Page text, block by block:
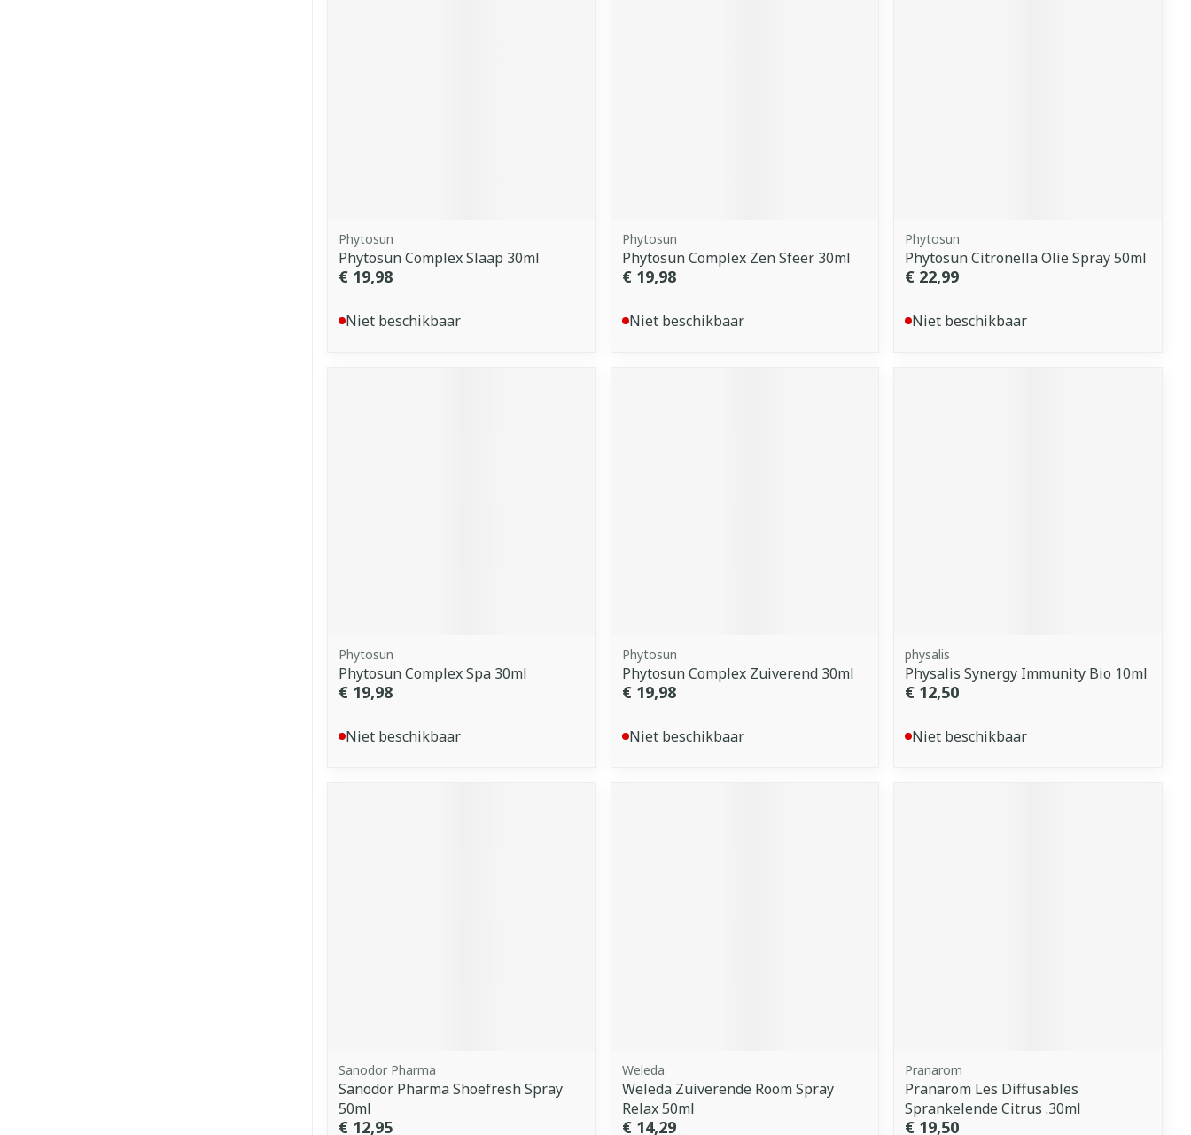
Phytosun
Phytosun Complex Slaap 30ml
€ 19,98
Niet beschikbaar
Phytosun
Phytosun Complex Zen Sfeer 30ml
€ 19,98
Niet beschikbaar
Phytosun
Phytosun Citronella Olie Spray 50ml
€ 22,99
Niet beschikbaar
Phytosun
Phytosun Complex Spa 30ml
€ 19,98
Niet beschikbaar
Phytosun
Phytosun Complex Zuiverend 30ml
€ 19,98
Niet beschikbaar
physalis
Physalis Synergy Immunity Bio 10ml
€ 12,50
Niet beschikbaar
Sanodor Pharma
Sanodor Pharma Shoefresh Spray
50ml
€ 12,95
Weleda
Weleda Zuiverende Room Spray
Relax 50ml
€ 14,29
Pranarom
Pranarom Les Diffusables
Sprankelende Citrus .30ml
€ 19,50